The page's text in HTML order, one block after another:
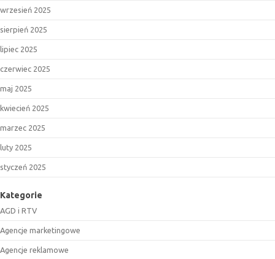
wrzesień 2025
sierpień 2025
lipiec 2025
czerwiec 2025
maj 2025
kwiecień 2025
marzec 2025
luty 2025
styczeń 2025
Kategorie
AGD i RTV
Agencje marketingowe
Agencje reklamowe